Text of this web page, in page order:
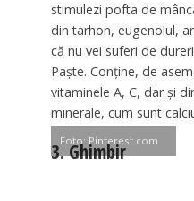
stimulezi pofta de
din tarhon, eugenolul,
că nu vei suferi de
Paşte. Conţine, de
vitaminele A, C, dar şi
minerale, cum sunt
3. Ghimbir
Foto: Pinterest.com